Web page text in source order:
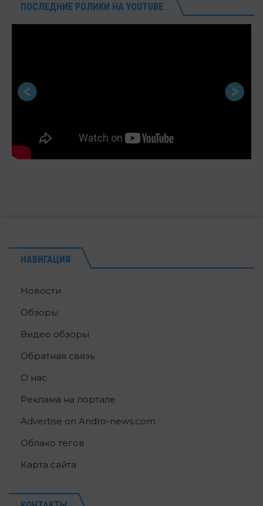
ПОСЛЕДНИЕ РОЛИКИ НА YOUTUBE
НАВИГАЦИЯ
Новости
Обзоры
Видео обзоры
Обратная связь
О нас
Реклама на портале
Advertise on Andro-news.com
Облако тегов
Карта сайта